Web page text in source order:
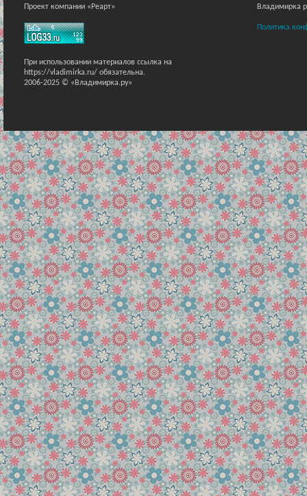
Проект компании «Реарт»
При использовании материалов ссылка на
https://vladimirka.ru/ обязательна.
2006-2025 © «Владимирка.ру»
Владимирка
Политика